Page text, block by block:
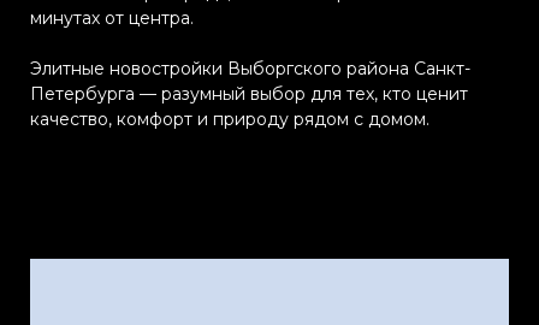
минутах от центра.
Элитные новостройки Выборгского района Санкт-
Петербурга — разумный выбор для тех, кто ценит
качество, комфорт и природу рядом с домом.